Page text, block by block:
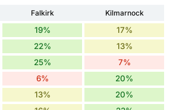
Falkirk
Kilmarnock
19% 17%
22% 13%
25% 7%
6% 20%
13% 20%